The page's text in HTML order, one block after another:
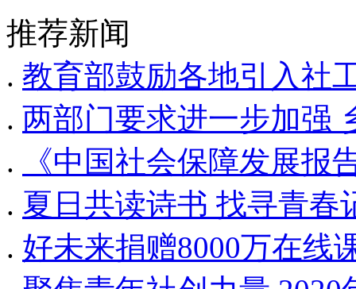
推荐新闻
. 教育部鼓励各地引入社
. 两部门要求进一步加强
.
《中国社会保障发展报
. 夏日共读诗书 找寻青春
. 好未来捐赠8000万在线